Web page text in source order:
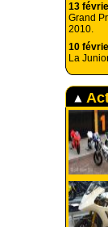
13
Grand
2010.
10
La